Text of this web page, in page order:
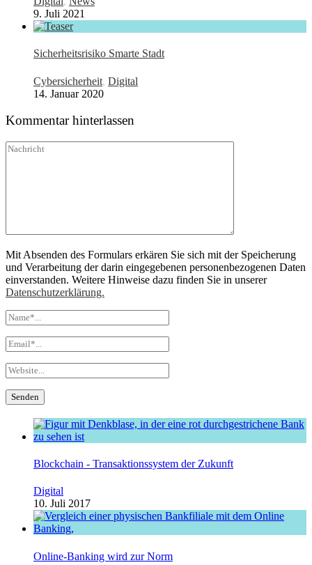
9. Juli 2021
Sicherheitsrisiko Smarte Stadt
Cybersicherheit, Digital
14. Januar 2020
Kommentar hinterlassen
Mit Absenden des Formulars erkären Sie sich mit der Speicherung
und Verarbeitung der darin eingegebenen personenbezogenen Daten
einverstanden. Weitere Hinweise dazu finden Sie in unserer
Datenschutzerklärung.
Blockchain - Transaktionssystem der Zukunft
Digital
10. Juli 2017
Online-Banking wird zur Norm